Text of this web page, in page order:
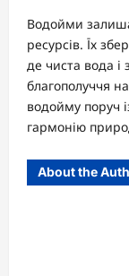
Водойми
ресурсів. Їх
де чиста вода і
благополуччя
водойму поруч
гармонію
About the